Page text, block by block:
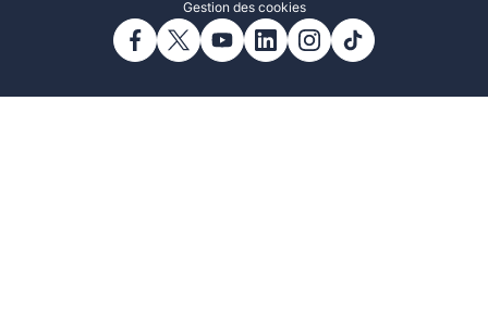
Gestion des cookies